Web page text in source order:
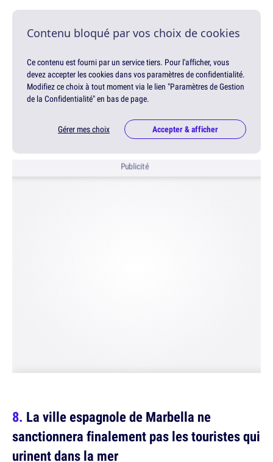
Contenu bloqué par vos choix de cookies
Ce contenu est fourni par un service tiers. Pour l'afficher, vous
devez accepter les cookies dans vos paramètres de confidentialité.
Modifiez ce choix à tout moment via le lien "Paramètres de Gestion
de la Confidentialité" en bas de page.
Gérer mes choix Accepter & afficher
Publicité
La ville espagnole de Marbella ne
sanctionnera finalement pas les touristes qui
urinent dans la mer